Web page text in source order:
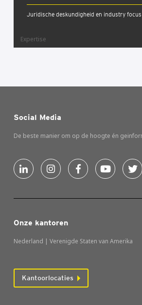
Juridische deskundigheid en industry focus
Expertise
Onze kantoren
Nederland | Verenigde Staten van Amerika
Kantoorlocaties
Social Media
De beste manier om op de hoogte én